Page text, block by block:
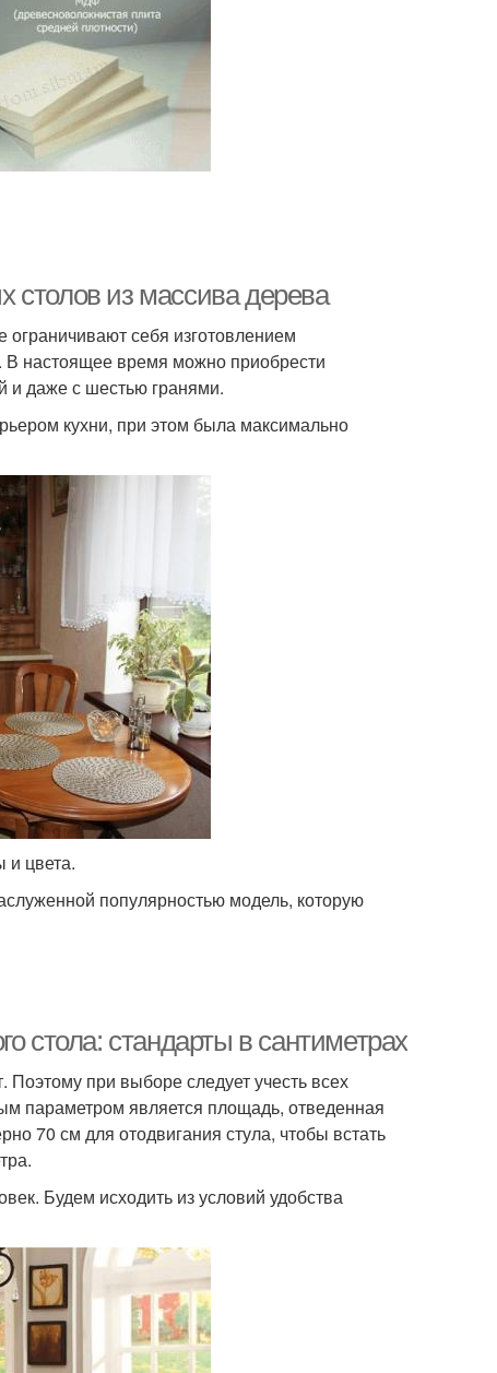
из массива дерева
себя изготовлением
настоящее время можно приобрести
и даже с шестью гранями.
кухни, при этом была максимально
цвета.
популярностью модель, которую
стола: стандарты в сантиметрах
при выборе следует учесть всех
параметром является площадь, отведенная
70 см для отодвигания стула, чтобы встать
Будем исходить из условий удобства